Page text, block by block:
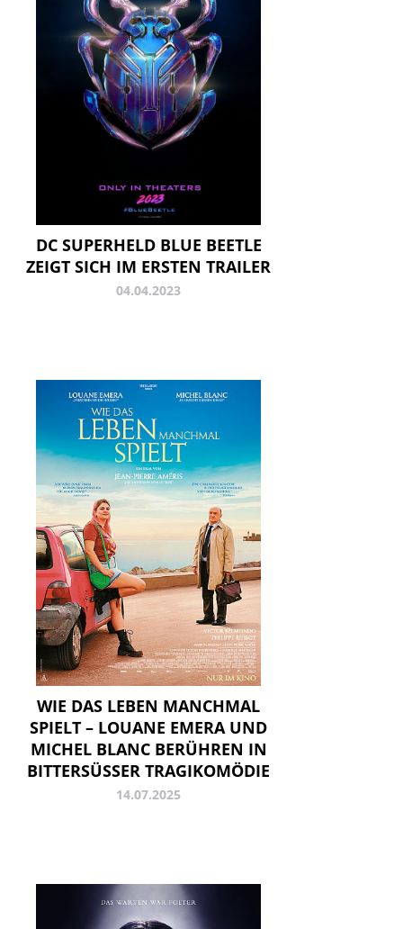
DC SUPERHELD BLUE BEETLE
ZEIGT SICH IM ERSTEN TRAILER
04.04.2023
WIE DAS LEBEN MANCHMAL
SPIELT – LOUANE EMERA UND
MICHEL BLANC BERÜHREN IN
BITTERSÜSSER TRAGIKOMÖDIE
14.07.2025